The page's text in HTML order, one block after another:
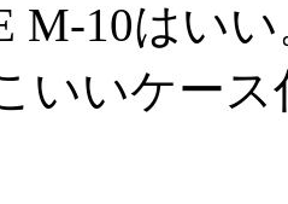
M-10はい
いいケース